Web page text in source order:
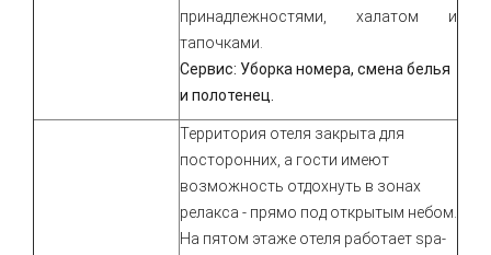
принадлежностями, халатом и
тапочками.
Сервис: Уборка номера, смена белья
и полотенец.
Территория отеля закрыта для
посторонних, а гости имеют
возможность отдохнуть в зонах
релакса - прямо под открытым небом.
На пятом этаже отеля работает spa-